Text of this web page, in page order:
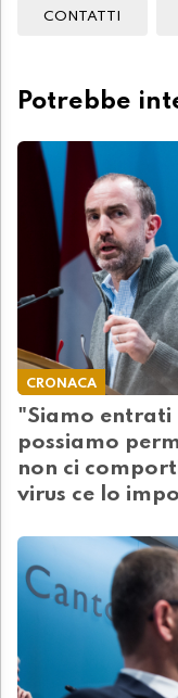
CONTATTI
Potrebbe
CRONACA
"Siamo entrati
possiamo
non ci
virus ce lo